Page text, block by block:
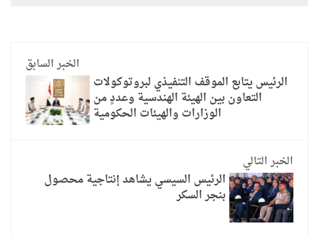
الخبر السابق
الرئيس يتابع الموقف التنفيذي لبروتوكولات
التعاون بين الهيئة الهندسية وعددٍ من
الوزارات والهيئات الحكومية
الخبر التالي
الرئيس السيسي يشاهد إنتاجية محصول
بنجر السكر